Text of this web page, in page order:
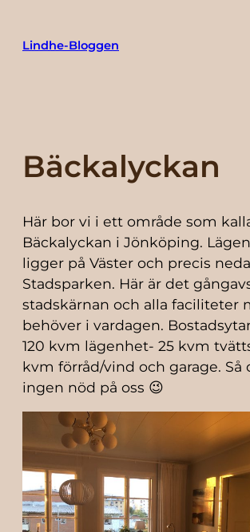
Lindhe-Bloggen
Bäckalyckan
Här bor vi i ett område som
Bäckalyckan i Jönköping.
ligger på Väster och precis
Stadsparken. Här är det
stadskärnan och alla faciliteter
behöver i vardagen.
120 kvm lägenhet- 25 kvm
kvm förråd/vind och garage. Så
ingen nöd på oss 😉